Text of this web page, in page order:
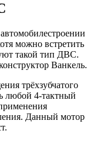
можно встретить
такой тип ДВС.
Ванкель.
трёхзубчатого
любой 4-тактный
Данный мотор